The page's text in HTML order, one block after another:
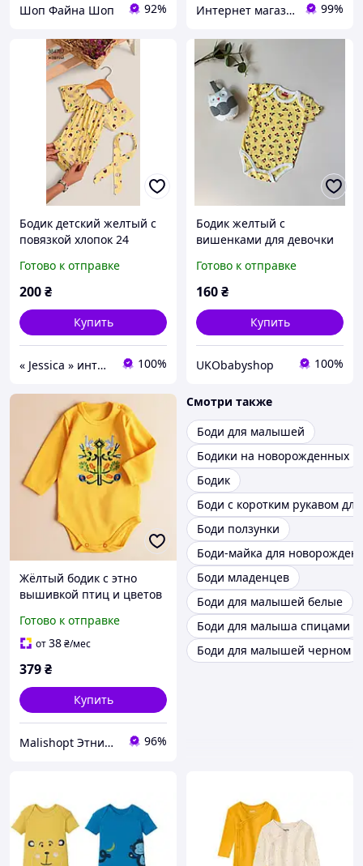
Шоп Файна Шоп 92% Интернет магазин "Берегиня". Все для Мамы и Малыша 99%
Бодик детский желтый с
повязкой хлопок 24
Готово к отправке
200₴
Купить
« Jessica » интернет - магазин товаров для всех 100%
Бодик желтый с
вишенками для девочки
Готово к отправке
160₴
Купить
UKObabyshop 100%
Жёлтый бодик с этно
вышивкой птиц и цветов
62 68 74 80 86 92
Готово к отправке
от38₴/мес
379₴
Купить
Malishopt Этническая одежда и головные уборы, все для крещения 96%
Смотри также
Боди для малышей
Бодики на новорожденных
Бодик
Боди с коротким рукавом
Боди ползунки
Боди-майка для
Боди младенцев
Боди для малышей белые
Боди для малыша спицами
Боди для малышей черном